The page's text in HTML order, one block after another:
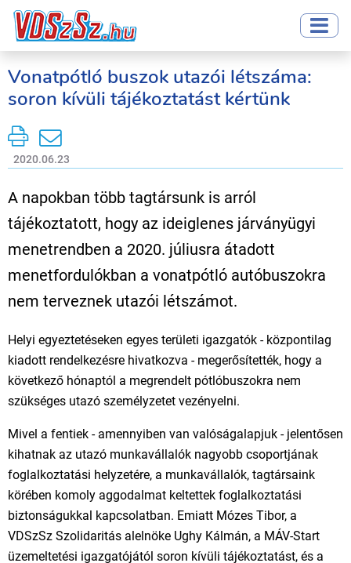
Vonatpótló buszok utazói létszáma:
soron kívüli tájékoztatást kértünk
2020.06.23
A napokban több tagtársunk is arról
tájékoztatott, hogy az ideiglenes járványügyi
menetrendben a 2020. júliusra átadott
menetfordulókban a vonatpótló autóbuszokra
nem terveznek utazói létszámot.
Helyi egyeztetéseken egyes területi igazgatók - központilag
kiadott rendelkezésre hivatkozva - megerősítették, hogy a
következő hónaptól a megrendelt pótlóbuszokra nem
szükséges utazó személyzetet vezényelni.
Mivel a fentiek - amennyiben van valóságalapjuk - jelentősen
kihatnak az utazó munkavállalók nagyobb csoportjának
foglalkoztatási helyzetére, a munkavállalók, tagtársaink
körében komoly aggodalmat keltettek foglalkoztatási
biztonságukkal kapcsolatban. Emiatt Mózes Tibor, a
VDSzSz Szolidaritás alelnöke Ughy Kálmán, a MÁV-Start
üzemeltetési igazgatójától soron kívüli tájékoztatást, és a